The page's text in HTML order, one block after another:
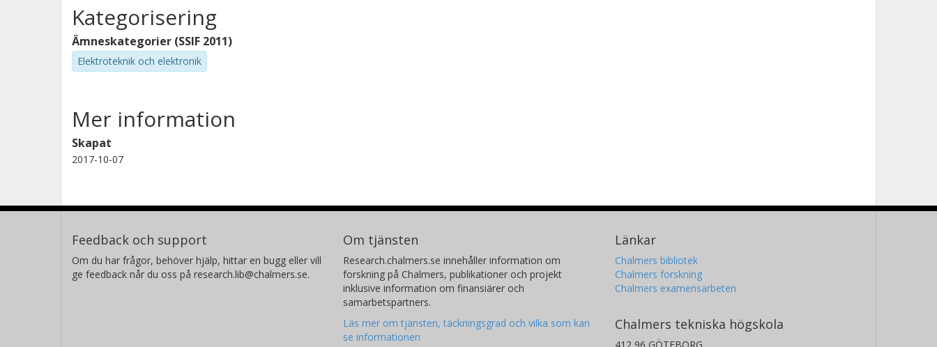
Kategorisering
Ämneskategorier (SSIF 2011)
Elektroteknik och elektronik
Mer information
Skapat
2017-10-07
Feedback och support
Om du har frågor, behöver hjälp, hittar en bugg eller vill
ge feedback når du oss på research.lib@chalmers.se.
Om tjänsten
Research.chalmers.se innehåller information om
forskning på Chalmers, publikationer och projekt
inklusive information om finansiärer och
samarbetspartners.
Läs mer om tjänsten, täckningsgrad och vilka som kan
se informationen
Länkar
Chalmers bibliotek
Chalmers forskning
Chalmers examensarbeten
Chalmers tekniska högskola